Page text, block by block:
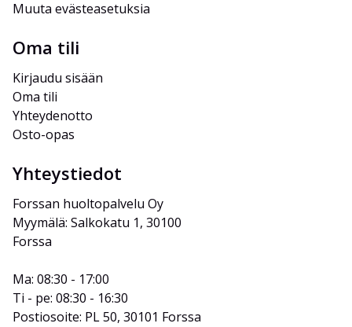
Muuta evästeasetuksia
Oma tili
Kirjaudu sisään
Oma tili
Yhteydenotto
Osto-opas
Yhteystiedot
Forssan huoltopalvelu Oy
Myymälä: Salkokatu 1, 30100
Forssa
Ma: 08:30 - 17:00
Ti - pe: 08:30 - 16:30
Postiosoite: PL 50, 30101 Forssa